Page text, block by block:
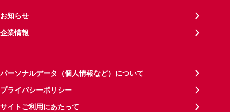
お知らせ
企業情報
パーソナルデータ（個人情報など）について
プライバシーポリシー
サイトご利用にあたって